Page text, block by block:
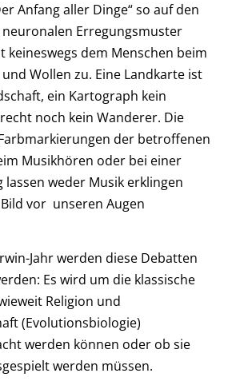
Anfang aller Dinge“ so auf den
neuronalen Erregungsmuster
keineswegs dem Menschen beim
Wollen zu. Eine Landkarte ist
ein Kartograph kein
noch kein Wanderer. Die
der betroffenen
Musikhören oder bei einer
weder Musik erklingen
vor unseren Augen
Jahr werden diese Debatten
Es wird um die klassische
Religion und
(Evolutionsbiologie)
werden können oder ob sie
werden müssen.